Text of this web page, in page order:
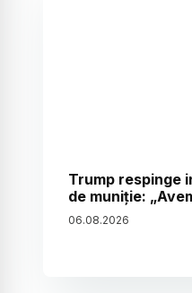
Trump respinge
de muniție:
06.08.2026